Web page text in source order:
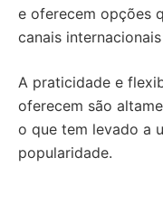
e oferecem opções
canais
A praticidade e
oferecem são
o que tem levado a
popularidade.